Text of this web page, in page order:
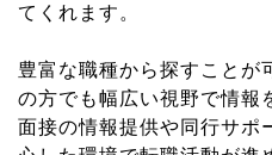
てくれます。
豊富な職種から探すことが
の方でも幅広い視野で情報
面接の情報提供や同行サポ